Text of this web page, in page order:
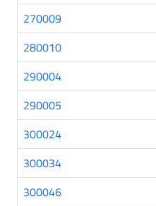
270009
280010
290004
290005
300024
300034
300046